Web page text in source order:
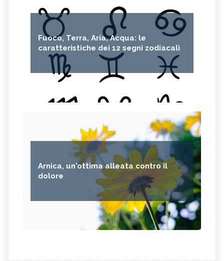
Fuoco, Terra, Aria, Acqua: le
caratteristiche dei 12 segni zodiacali
Arnica, un'ottima alleata contro il
dolore